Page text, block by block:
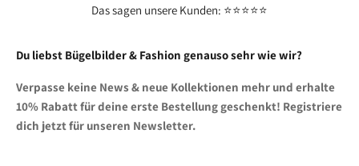
Das sagen unsere Kunden: ⭐⭐⭐⭐⭐
Du liebst Bügelbilder & Fashion genauso sehr wie wir?
Verpasse keine News & neue Kollektionen mehr und erhalte
10% Rabatt für deine erste Bestellung geschenkt! Registriere
dich jetzt für unseren Newsletter.